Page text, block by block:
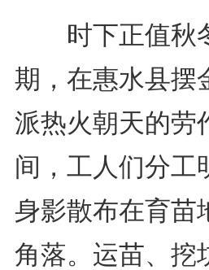
时下正值秋
期，在惠水县摆
派热火朝天的劳
间，工人们分工
身影散布在育苗
角落。运苗、挖